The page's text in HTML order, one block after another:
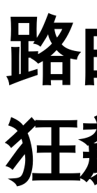
路